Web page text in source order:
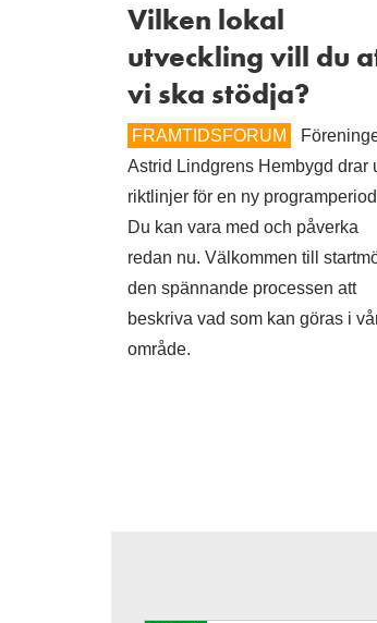
Vilken lokal
utveckling vill du
vi ska stödja?
FRAMTIDSFORUM
Astrid Lindgrens Hembygd drar
riktlinjer för en ny
Du kan vara med och påverka
redan nu. Välkommen till
den spännande processen att
beskriva vad som kan göras i
område.